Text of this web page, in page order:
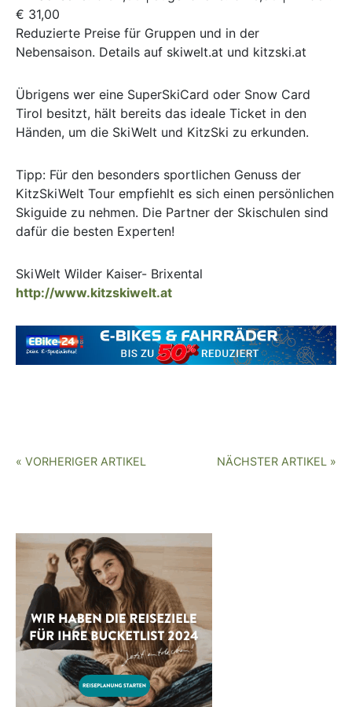
€ 31,00
Reduzierte Preise für Gruppen und in der
Nebensaison. Details auf skiwelt.at und kitzski.at
Übrigens wer eine SuperSkiCard oder Snow Card
Tirol besitzt, hält bereits das ideale Ticket in den
Händen, um die SkiWelt und KitzSki zu erkunden.
Tipp: Für den besonders sportlichen Genuss der
KitzSkiWelt Tour empfiehlt es sich einen persönlichen
Skiguide zu nehmen. Die Partner der Skischulen sind
dafür die besten Experten!
SkiWelt Wilder Kaiser- Brixental
http://www.kitzskiwelt.at
NÄCHSTER ARTIKEL »
« VORHERIGER ARTIKEL